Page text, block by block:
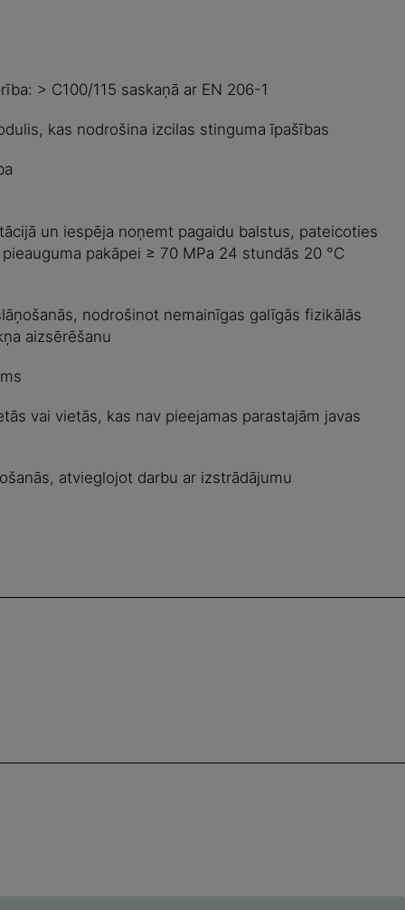
> C100/115 saskaņā ar EN 206-1
kas nodrošina izcilas stinguma īpašības
un iespēja noņemt pagaidu balstus, pateicoties
pakāpei ≥ 70 MPa 24 stundās 20 °C
nodrošinot nemainīgas galīgās fizikālās
aizsērēšanu
vai vietās, kas nav pieejamas parastajām javas
atvieglojot darbu ar izstrādājumu